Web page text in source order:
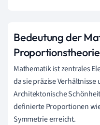
Bedeutung der
Proportionstheorie
Mathematik ist zentrales
da sie präzise
Architektonische
definierte Proportionen
Symmetrie erreicht.